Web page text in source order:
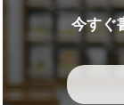
今すぐ